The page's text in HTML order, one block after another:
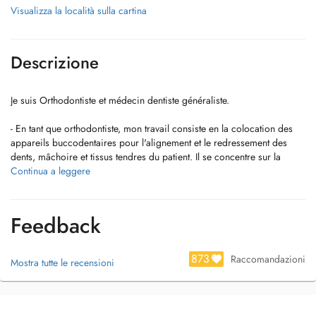
Visualizza la località sulla cartina
Descrizione
Je suis Orthodontiste et médecin dentiste généraliste.
- En tant que orthodontiste, mon travail consiste en la colocation des
appareils buccodentaires pour l'alignement et le redressement des
dents, mâchoire et tissus tendres du patient. Il se concentre sur la
planification, la fabrication et la mise en place des appareils
- L'orthodontiste est également responsable de l'entretien et du contrôle
de ces appareils qui contribuent à une bonne harmonie dentaire.
En tant que médecin-dentiste généraliste, je fais:
. Obturations
Continua a leggere
Feedback
Mostra tutte le recensioni 873 Raccomandazioni